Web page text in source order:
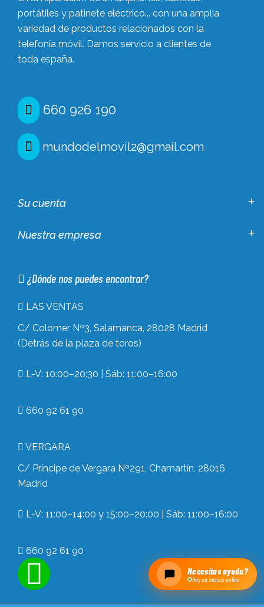
portátiles y patinete eléctrico... con una amplia
variedad de productos relacionados con la
telefonía móvil. Damos servicio a clientes de
toda españa.
660 926 190
mundodelmovil2@gmail.com
Su cuenta
Nuestra empresa
Necesitas ayuda?
Hay un tecnico online
¿Dónde nos puedes encontrar?
LAS VENTAS
C/ Colomer Nº3, Salamanca, 28028 Madrid
(Detrás de la plaza de toros)
L-V: 10:00–20:30 | Sáb: 11:00–16:00
660 92 61 90
VERGARA
C/ Príncipe de Vergara Nº291, Chamartín, 28016
Madrid
L-V: 11:00–14:00 y 15:00–20:00 | Sáb: 11:00–16:00
660 92 61 90